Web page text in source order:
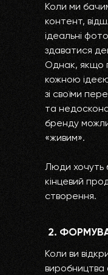
2.
Коли ви
виробництва
Коли ми
контент,
ідеальні
здаватися
Однак, якщо
кожною
зі своїми
та
бренду
«живим».
Люди хочуть
кінцевий
створення.